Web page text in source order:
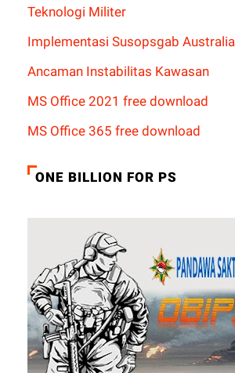
Teknologi Militer
Implementasi Susopsgab Australia
Ancaman Instabilitas Kawasan
MS Office 2021 free download
MS Office 365 free download
ONE BILLION FOR PS